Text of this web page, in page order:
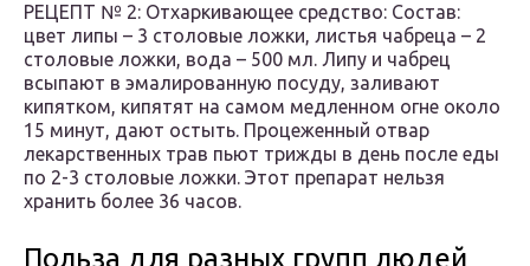
РЕЦЕПТ № 2: Отхаркивающее средство: Состав:
цвет липы – 3 столовые ложки, листья чабреца – 2
столовые ложки, вода – 500 мл. Липу и чабрец
всыпают в эмалированную посуду, заливают
кипятком, кипятят на самом медленном огне около
15 минут, дают остыть. Процеженный отвар
лекарственных трав пьют трижды в день после еды
по 2-3 столовые ложки. Этот препарат нельзя
хранить более 36 часов.
Польза для разных групп людей